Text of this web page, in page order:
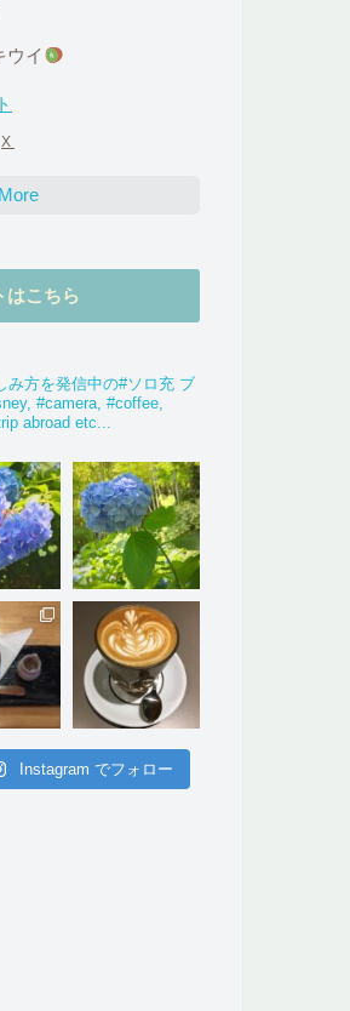
ウイ
X
こちら
み方を発信中の#ソロ充 ブ
#camera, #coffee,
abroad etc...
Instagram でフォロー